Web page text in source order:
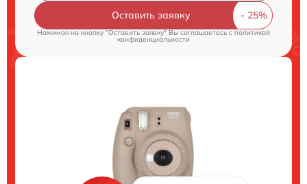
Оставить заявку
Нажимая на кнопку "Оставить заявку" Вы соглашаетесь c политикой
конфиденциальности